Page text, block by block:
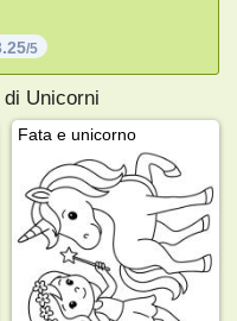
/5
Unicorni
Fata e unicorno